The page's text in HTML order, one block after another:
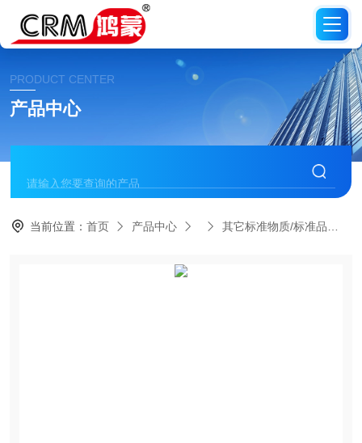
PRODUCT CENTER
产品中心
当前位置：首页 产品中心 其它标准物质/标准品